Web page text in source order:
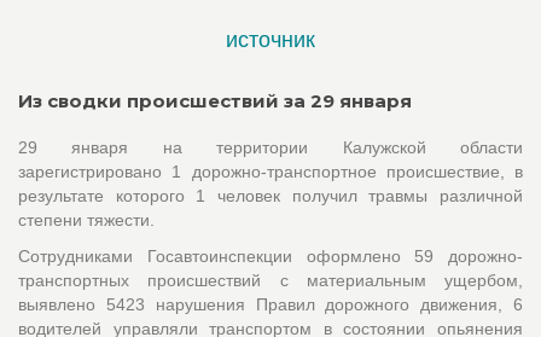
источник
Из сводки происшествий за 29 января
29 января на территории Калужской области
зарегистрировано 1 дорожно-транспортное происшествие, в
результате которого 1 человек получил травмы различной
степени тяжести.
Сотрудниками Госавтоинспекции оформлено 59 дорожно-
транспортных происшествий с материальным ущербом,
выявлено 5423 нарушения Правил дорожного движения, 6
водителей управляли транспортом в состоянии опьянения